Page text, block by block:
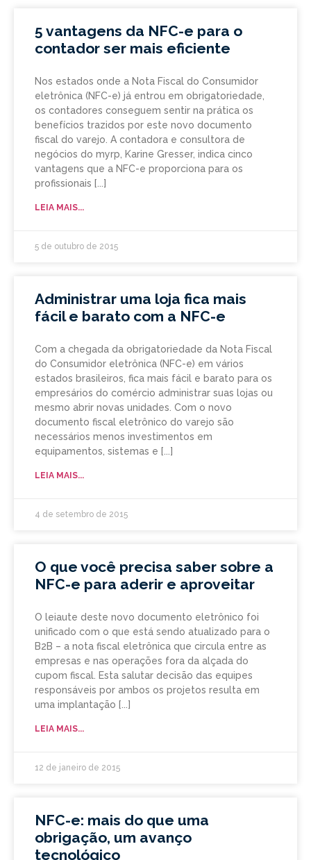
5 vantagens da NFC-e para o
contador ser mais eficiente
Nos estados onde a Nota Fiscal do Consumidor
eletrônica (NFC-e) já entrou em obrigatoriedade,
os contadores conseguem sentir na prática os
benefícios trazidos por este novo documento
fiscal do varejo. A contadora e consultora de
negócios do myrp, Karine Gresser, indica cinco
vantagens que a NFC-e proporciona para os
profissionais
LEIA MAIS...
5 de outubro de 2015
Administrar uma loja fica mais
fácil e barato com a NFC-e
Com a chegada da obrigatoriedade da Nota Fiscal
do Consumidor eletrônica (NFC-e) em vários
estados brasileiros, fica mais fácil e barato para os
empresários do comércio administrar suas lojas ou
mesmo abrir novas unidades. Com o novo
documento fiscal eletrônico do varejo são
necessários menos investimentos em
equipamentos, sistemas e
LEIA MAIS...
4 de setembro de 2015
O que você precisa saber sobre a
NFC-e para aderir e aproveitar
O leiaute deste novo documento eletrônico foi
unificado com o que está sendo atualizado para o
B2B – a nota fiscal eletrônica que circula entre as
empresas e nas operações fora da alçada do
cupom fiscal. Esta salutar decisão das equipes
responsáveis por ambos os projetos resulta em
uma implantação
LEIA MAIS...
12 de janeiro de 2015
NFC-e: mais do que uma
obrigação, um avanço
tecnológico